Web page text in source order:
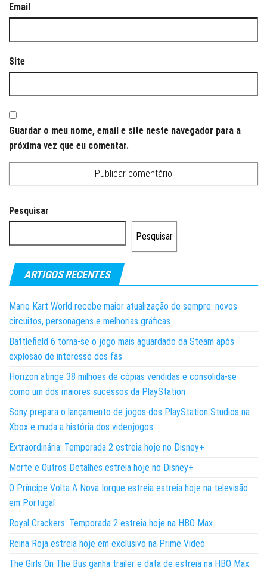
Email
Site
Guardar o meu nome, email e site neste navegador para a
próxima vez que eu comentar.
Pesquisar
Pesquisar
ARTIGOS RECENTES
Mario Kart World recebe maior atualização de sempre: novos
circuitos, personagens e melhorias gráficas
Battlefield 6 torna-se o jogo mais aguardado da Steam após
explosão de interesse dos fãs
Horizon atinge 38 milhões de cópias vendidas e consolida-se
como um dos maiores sucessos da PlayStation
Sony prepara o lançamento de jogos dos PlayStation Studios na
Xbox e muda a história dos videojogos
Extraordinária: Temporada 2 estreia hoje no Disney+
Morte e Outros Detalhes estreia hoje no Disney+
O Príncipe Volta A Nova Iorque estreia estreia hoje na televisão
em Portugal
Royal Crackers: Temporada 2 estreia hoje na HBO Max
Reina Roja estreia hoje em exclusivo na Prime Video
The Girls On The Bus ganha trailer e data de estreia na HBO Max